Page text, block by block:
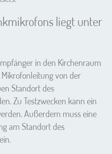
liegt unter
in den Kirchenraum
von der
Standort des
Zu Testzwecken kann ein
Außerdem muss eine
am Standort des